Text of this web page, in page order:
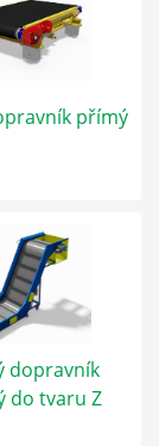
přímý
dopravník
do tvaru Z